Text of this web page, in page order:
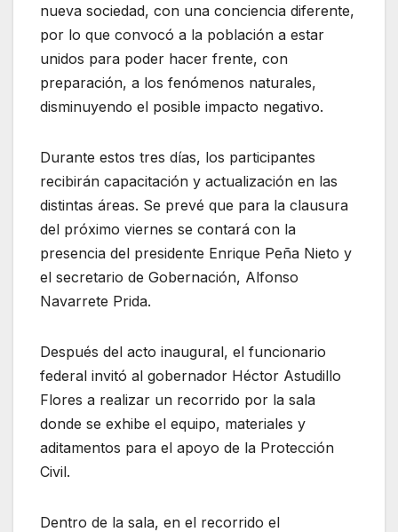
nueva sociedad, con una conciencia diferente,
por lo que convocó a la población a estar
unidos para poder hacer frente, con
preparación, a los fenómenos naturales,
disminuyendo el posible impacto negativo.
Durante estos tres días, los participantes
recibirán capacitación y actualización en las
distintas áreas. Se prevé que para la clausura
del próximo viernes se contará con la
presencia del presidente Enrique Peña Nieto y
el secretario de Gobernación, Alfonso
Navarrete Prida.
Después del acto inaugural, el funcionario
federal invitó al gobernador Héctor Astudillo
Flores a realizar un recorrido por la sala
donde se exhibe el equipo, materiales y
aditamentos para el apoyo de la Protección
Civil.
Dentro de la sala, en el recorrido el